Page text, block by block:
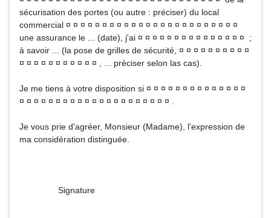
sécurisation des portes (ou autre : préciser) du local
commercial ¤ ¤ ¤ ¤ ¤ ¤ ¤ ¤ ¤ ¤ ¤ ¤ ¤ ¤ ¤ ¤ ¤ ¤ ¤ ¤ ¤ ¤ ¤ ¤
une assurance le ... (date), j'ai ¤ ¤ ¤ ¤ ¤ ¤ ¤ ¤ ¤ ¤ ¤ ¤ ¤ ¤ ¤ ;
à savoir ... (la pose de grilles de sécurité, ¤ ¤ ¤ ¤ ¤ ¤ ¤ ¤ ¤ ¤
¤ ¤ ¤ ¤ ¤ ¤ ¤ ¤ ¤ ¤ ¤ , ... préciser selon las cas).
Je me tiens à votre disposition si ¤ ¤ ¤ ¤ ¤ ¤ ¤ ¤ ¤ ¤ ¤ ¤ ¤ ¤
¤ ¤ ¤ ¤ ¤ ¤ ¤ ¤ ¤ ¤ ¤ ¤ ¤ ¤ ¤ ¤ ¤ ¤ ¤ ¤ ¤ .
Je vous prie d'agréer, Monsieur (Madame), l'expression de
ma considération distinguée.
Signature